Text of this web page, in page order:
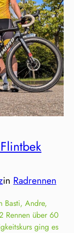
in Radrennen
Basti, Andre,
Rennen über 60
ging es